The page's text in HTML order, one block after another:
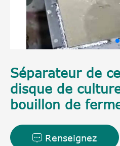
Séparateur de
disque de
bouillon de
 Renseignez